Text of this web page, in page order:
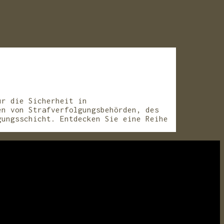
für die Sicherheit in
von Strafverfolgungsbehörden, des
Entdecken Sie eine Reihe